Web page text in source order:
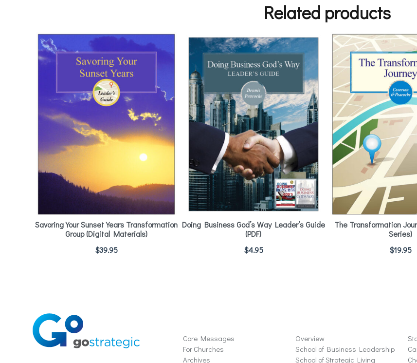
Related products
Savoring Your Sunset Years Transformation
Group (Digital Materials)
$39.95
Doing Business God’s Way Leader’s Guide
(PDF)
$4.95
The Transformation
Series)
$19.95
Core Messages
For Churches
Archives
Overview
School of Business Leadership
School of Strategic Living